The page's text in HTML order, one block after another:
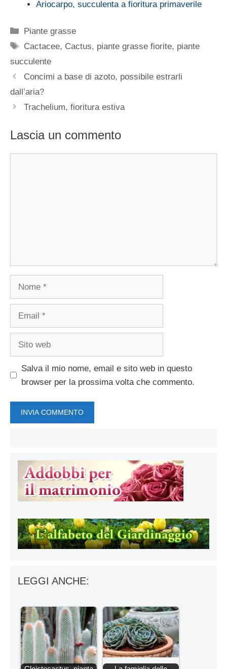
Ariocarpo, succulenta a fioritura primaverile
Categorie
Piante grasse
Tag
Cactacee, Cactus, piante grasse fiorite, piante
succulente
Concimi a base di azoto, possibile estrarli
dall’aria?
Trachelium, fioritura estiva
Lascia un commento
Nome
Email
Sito
Salva il mio nome, email e sito web in questo
browser per la prossima volta che commento.
LEGGI ANCHE: